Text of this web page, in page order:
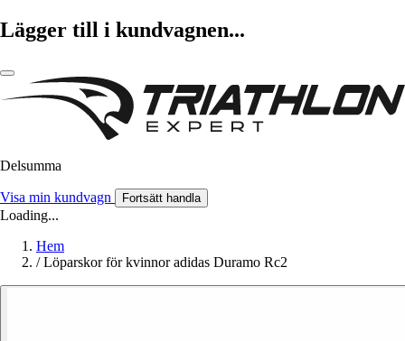
Lägger till i kundvagnen...
Delsumma
Visa min kundvagn Fortsätt handla
Loading...
Hem
/ Löparskor för kvinnor adidas Duramo Rc2